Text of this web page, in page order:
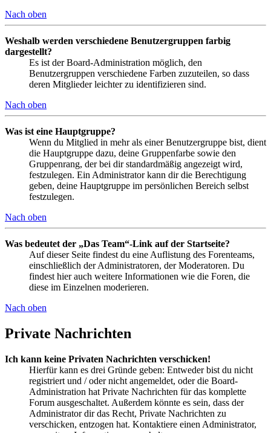
Nach oben
Weshalb werden verschiedene Benutzergruppen farbig
dargestellt?
Es ist der Board-Administration möglich, den
Benutzergruppen verschiedene Farben zuzuteilen, so dass
deren Mitglieder leichter zu identifizieren sind.
Nach oben
Was ist eine Hauptgruppe?
Wenn du Mitglied in mehr als einer Benutzergruppe bist, dient
die Hauptgruppe dazu, deine Gruppenfarbe sowie den
Gruppenrang, der bei dir standardmäßig angezeigt wird,
festzulegen. Ein Administrator kann dir die Berechtigung
geben, deine Hauptgruppe im persönlichen Bereich selbst
festzulegen.
Nach oben
Was bedeutet der „Das Team“-Link auf der Startseite?
Auf dieser Seite findest du eine Auflistung des Forenteams,
einschließlich der Administratoren, der Moderatoren. Du
findest hier auch weitere Informationen wie die Foren, die
diese im Einzelnen moderieren.
Nach oben
Private Nachrichten
Ich kann keine Privaten Nachrichten verschicken!
Hierfür kann es drei Gründe geben: Entweder bist du nicht
registriert und / oder nicht angemeldet, oder die Board-
Administration hat Private Nachrichten für das komplette
Forum ausgeschaltet. Außerdem könnte es sein, dass der
Administrator dir das Recht, Private Nachrichten zu
verschicken, entzogen hat. Kontaktiere einen Administrator,